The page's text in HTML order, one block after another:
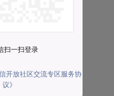
扫一扫登录
信开放社区交流专区服务协
议》